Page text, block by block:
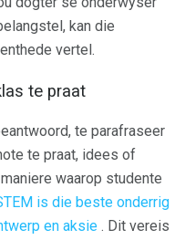
kan die
vertel.
te praat
te parafraseer
te praat, idees of
waarop studente
is die beste onderrig
en aksie . Dit vereis